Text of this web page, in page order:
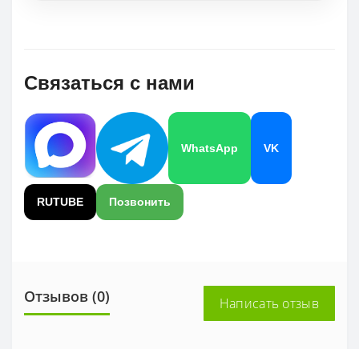
Связаться с нами
WhatsApp VK
RUTUBE Позвонить
Отзывов (0) Написать отзыв